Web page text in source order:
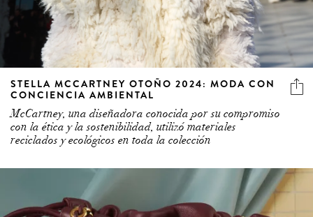
STELLA MCCARTNEY OTOÑO 2024: MODA CON
CONCIENCIA AMBIENTAL
McCartney, una diseñadora conocida por su compromiso
con la ética y la sostenibilidad, utilizó materiales
reciclados y ecológicos en toda la colección